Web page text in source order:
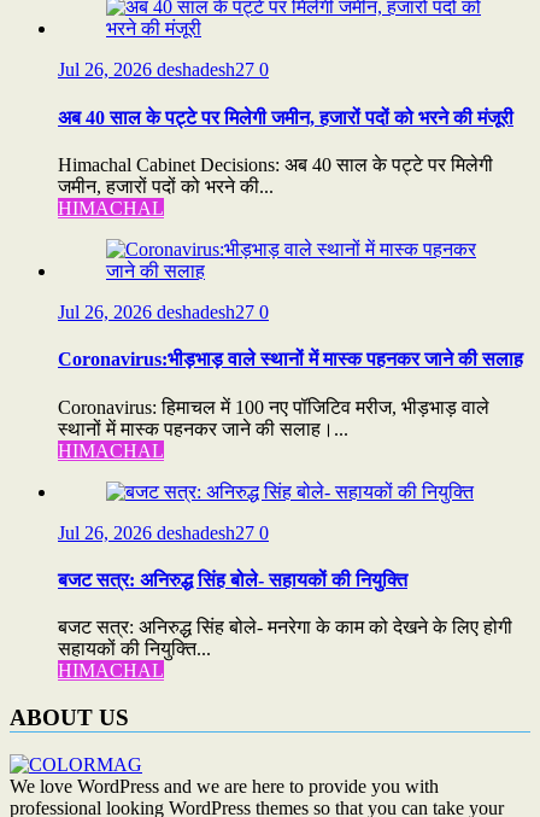
Jul 26, 2026 deshadesh27 0
अब 40 साल के पट्टे पर मिलेगी जमीन, हजारों पदों को भरने की मंजूरी
Himachal Cabinet Decisions: अब 40 साल के पट्टे पर मिलेगी
जमीन, हजारों पदों को भरने की...
HIMACHAL
Jul 26, 2026 deshadesh27 0
Coronavirus:भीड़भाड़ वाले स्थानों में मास्क पहनकर जाने की सलाह
Coronavirus: हिमाचल में 100 नए पॉजिटिव मरीज, भीड़भाड़ वाले
स्थानों में मास्क पहनकर जाने की सलाह।...
HIMACHAL
Jul 26, 2026 deshadesh27 0
बजट सत्र: अनिरुद्ध सिंह बोले- सहायकों की नियुक्ति
बजट सत्र: अनिरुद्ध सिंह बोले- मनरेगा के काम को देखने के लिए होगी
सहायकों की नियुक्ति...
HIMACHAL
ABOUT US
We love WordPress and we are here to provide you with
professional looking WordPress themes so that you can take your